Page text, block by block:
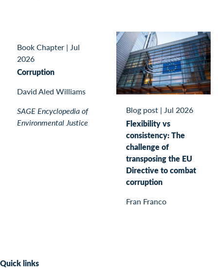
Book Chapter | Jul
2026
Corruption
David Aled Williams
SAGE Encyclopedia of
Environmental Justice
Blog post | Jul 2026
Flexibility vs
consistency: The
challenge of
transposing the EU
Directive to combat
corruption
Fran Franco
Quick links